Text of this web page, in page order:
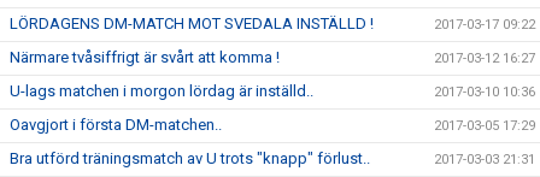
LÖRDAGENS DM-MATCH MOT SVEDALA INSTÄLLD ! 2017-03-17 09:22
Närmare tvåsiffrigt är svårt att komma ! 2017-03-12 16:27
U-lags matchen i morgon lördag är inställd.. 2017-03-10 10:36
Oavgjort i första DM-matchen.. 2017-03-05 17:29
Bra utförd träningsmatch av U trots "knapp" förlust.. 2017-03-03 21:31